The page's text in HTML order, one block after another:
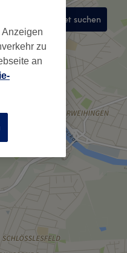
In diesem Gebiet suchen
,
zu
an